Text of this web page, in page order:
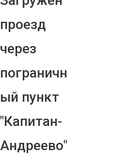
проезд
через
пограничн
ый пункт
"Капитан-
Андреево"